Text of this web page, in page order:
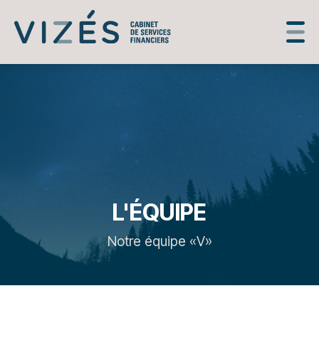
L'ÉQUIPE
Notre équipe «V»